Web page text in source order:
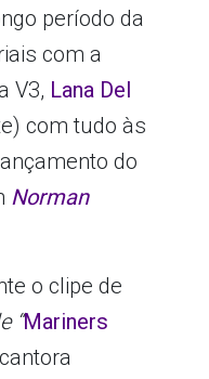
período da
com a
V3, Lana Del
com tudo às
do
Norman
o clipe de
“Mariners